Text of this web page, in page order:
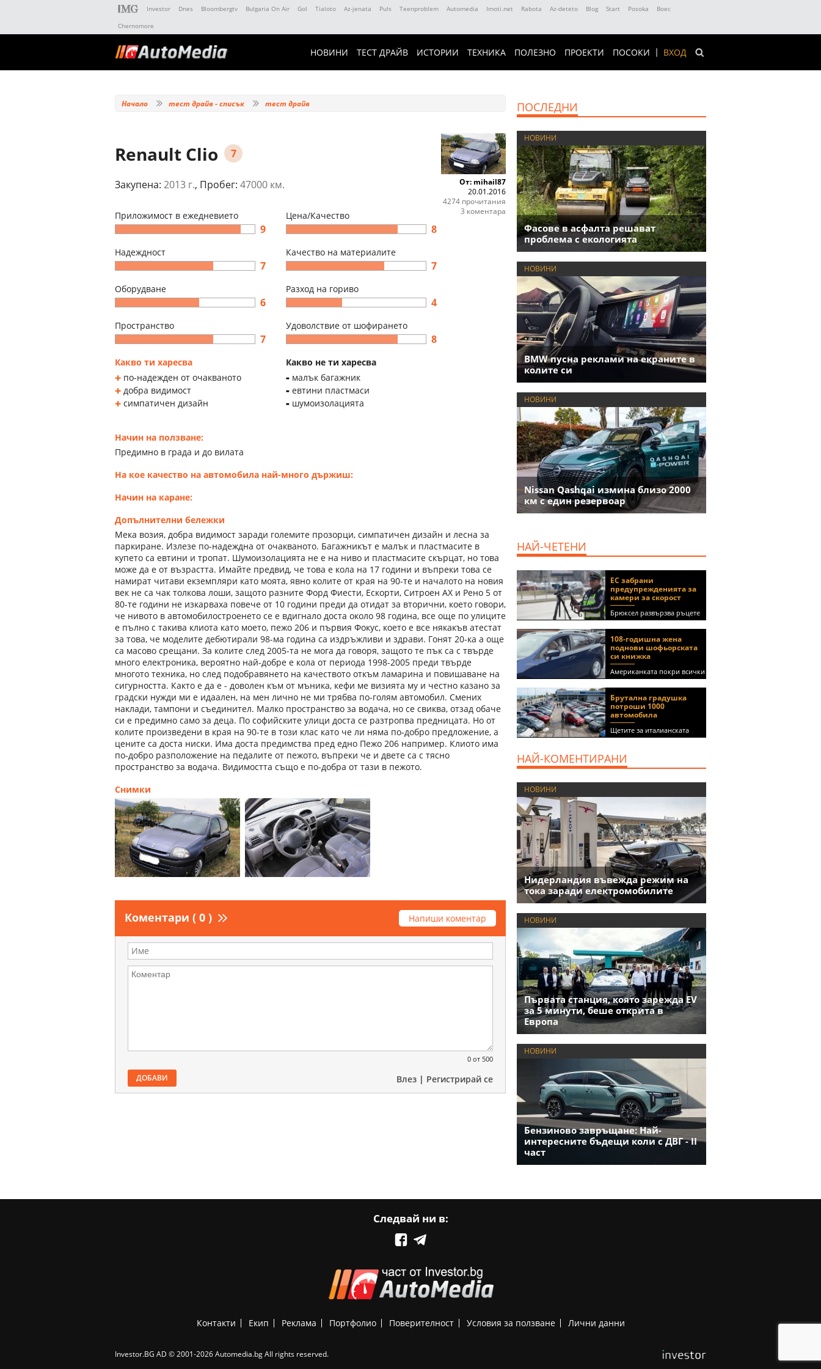
Investor Dnes Bloombergtv Bulgaria On Air Gol Tialoto Az-jenata Puls Teenproblem Automedia Imoti.net Rabota Az-deteto Blog Start Posoka
Boec
Chernomore
ВХОД
НОВИНИ ТЕСТ ДРАЙВ ИСТОРИИ ТЕХНИКА ПОЛЕЗНО ПРОЕКТИ ПОСОКИ
Начало тест драйв - списък тест драйв
Renault Clio 7
Закупена: 2013 г., Пробег: 47000 км.
Приложимост в ежедневието
9
Надеждност
7
Оборудване
6
Пространство
7
Какво ти харесва
по-надежден от очакваното
добра видимост
симпатичен дизайн
Цена/Качество
8
Качество на материалите
7
Разход на гориво
4
Удоволствие от шофирането
8
Какво не ти харесва
малък багажник
евтини пластмаси
шумоизолацията
От: mihail87
20.01.2016
4274 прочитания
3 коментара
Начин на ползване:
Предимно в града и до вилата
На кое качество на автомобила най-много държиш:
Начин на каране:
Допълнителни бележки
Мека возия, добра видимост заради големите прозорци, симпатичен дизайн и лесна за
паркиране. Излезе по-надеждна от очакваното. Багажникът е малък и пластмасите в
купето са евтини и тропат. Шумоизолацията не е на ниво и пластмасите скърцат, но това
може да е от възрастта. Имайте предвид, че това е кола на 17 години и въпреки това се
намират читави екземпляри като моята, явно колите от края на 90-те и началото на новия
век не са чак толкова лоши, защото разните Форд Фиести, Ескорти, Ситроен АX и Рено 5 от
80-те години не изкарваха повече от 10 години преди да отидат за вторични, което говори,
че нивото в автомобилостроенето се е вдигнало доста около 98 година, все още по улиците
е пълно с такива клиота като моето, пежо 206 и първия Фокус, което е все някакъв атестат
за това, че моделите дебютирали 98-ма година са издръжливи и здрави. Гонят 20-ка а още
са масово срещани. За колите след 2005-та не мога да говоря, защото те пък са с твърде
много електроника, вероятно най-добре е кола от периода 1998-2005 преди твърде
многото техника, но след подобравянето на качеството откъм ламарина и повишаване на
сигурността. Както е да е - доволен към от мъника, кефи ме визията му и честно казано за
градски нужди ми е идаален, на мен лично не ми трябва по-голям автомобил. Смених
наклади, тампони и съединител. Малко пространство за водача, но се свиква, отзад обаче
си е предимно само за деца. По софийските улици доста се разтропва предницата. Но от
колите произведени в края на 90-те в този клас като че ли няма по-добро предложение, а
цените са доста ниски. Има доста предимства пред едно Пежо 206 например. Клиото има
по-добро разположение на педалите от пежото, въпреки че и двете са с тясно
пространство за водача. Видимостта също е по-добра от тази в пежото.
Снимки
Коментари ( 0 ) Напиши коментар
0 от 500
ДОБАВИ Влез | Регистрирай се
ПОСЛЕДНИ
НОВИНИ
Фасове в асфалта решават
проблема с екологията
НОВИНИ
BMW пусна реклами на екраните в
колите си
НОВИНИ
Nissan Qashqai измина близо 2000
км с един резервоар
НАЙ-ЧЕТЕНИ
ЕС забрани
предупрежденията за
камери за скорост
Брюксел развързва ръцете
на правителствата за
приложения като Waze и
Google Maps
108-годишна жена
поднови шофьорската
си книжка
Американката покри всички
медицински изисквания, за
(ВИДЕО)
Брутална градушка
потроши 1000
автомобила
Щетите за италианската
автокъща се оценяват на 5
НАЙ-КОМЕНТИРАНИ
НОВИНИ
Нидерландия въвежда режим на
тока заради електромобилите
НОВИНИ
Първата станция, която зарежда EV
за 5 минути, беше открита в
Европа
НОВИНИ
Бензиново завръщане: Най-
интересните бъдещи коли с ДВГ - II
част
Следвай ни в:
Контакти Екип Реклама Портфолио Поверителност Условия за ползване Лични данни
Investor.BG AD © 2001-2026 Automedia.bg All rights reserved.